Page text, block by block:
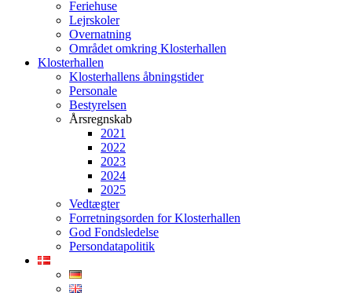
Feriehuse
Lejrskoler
Overnatning
Området omkring Klosterhallen
Klosterhallen
Klosterhallens åbningstider
Personale
Bestyrelsen
Årsregnskab
2021
2022
2023
2024
2025
Vedtægter
Forretningsorden for Klosterhallen
God Fondsledelse
Persondatapolitik